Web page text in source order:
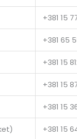
+381 15
+381 65
+381 15
+381 15
+381 15
+381 15